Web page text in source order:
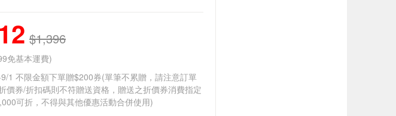
$1,396
免基本運費)
1 不限金額下單贈$200券(單筆不累贈，請注意訂單
價券/折扣碼則不符贈送資格，贈送之折價券消費指定
可折，不得與其他優惠活動合併使用)